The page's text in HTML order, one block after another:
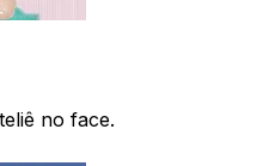
no face.